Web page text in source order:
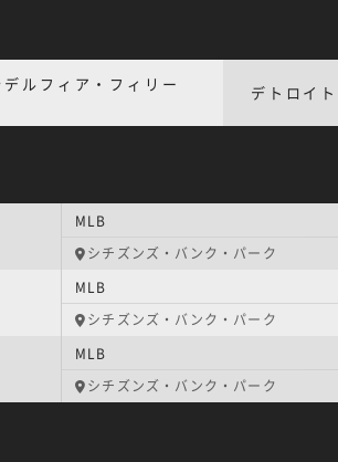
デルフィア・フィリー
デトロイ
MLB
シチズンズ・バンク・パーク
MLB
シチズンズ・バンク・パーク
MLB
シチズンズ・バンク・パーク